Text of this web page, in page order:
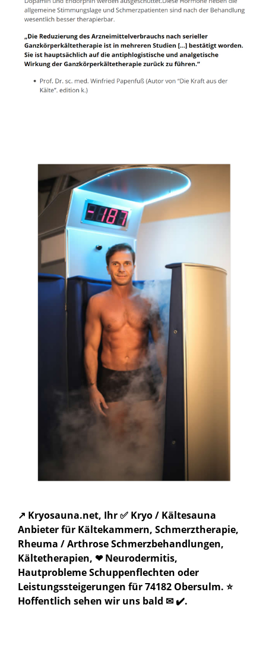
↗️ Kryosauna.net, Ihr ✅ Kryo / Kältesauna
Anbieter für Kältekammern, Schmerztherapie,
Rheuma / Arthrose Schmerzbehandlungen,
Kältetherapien, ❤ Neurodermitis,
Hautprobleme Schuppenflechten oder
Leistungssteigerungen für 74182 Obersulm. ⭐
Hoffentlich sehen wir uns bald ✉ ✔️.